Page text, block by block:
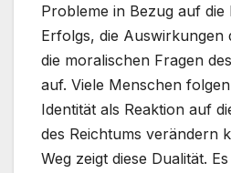
Probleme in Bezug auf die
Erfolgs, die Auswirkungen
die moralischen Fragen
auf. Viele Menschen
Identität als Reaktion auf
des Reichtums verändern
Weg zeigt diese Dualität.